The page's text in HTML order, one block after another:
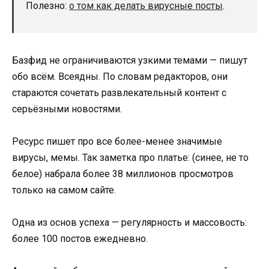
Полезно: о том как делать вирусные посты.
Базфид не ограничиваются узкими темами — пишут
обо всём. Всеядны. По словам редакторов, они
стараются сочетать развлекательный контент с
серьёзными новостями.
Ресурс пишет про все более-менее значимые
вирусы, мемы. Так заметка про платье: (синее, не то
белое) набрала более 38 миллионов просмотров
только на самом сайте.
Одна из основ успеха — регулярность и массовость:
более 100 постов ежедневно.